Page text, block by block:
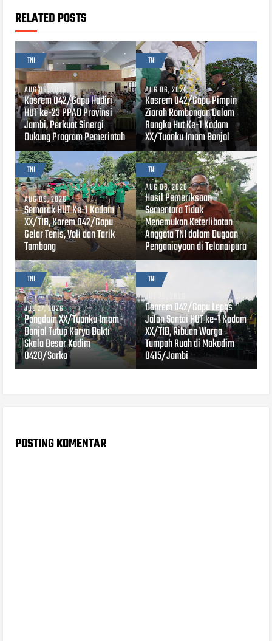
RELATED POSTS
TNI
AUG 06, 2026
Kasrem 042/Gapu Hadiri
HUT ke-23 PPAD Provinsi
Jambi, Perkuat Sinergi
Dukung Program Pemerintah
TNI
AUG 06, 2026
Kasrem 042/Gapu Pimpin
Ziarah Rombongan Dalam
Rangka Hut Ke-1 Kodam
XX/Tuanku Imam Bonjol
TNI
AUG 06, 2026
Semarak HUT Ke-1 Kodam
XX/TIB, Korem 042/Gapu
Gelar Tenis, Voli dan Tarik
Tambang
TNI
AUG 06, 2026
Hasil Pemeriksaan
Sementara Tidak
Menemukan Keterlibatan
Anggota TNI dalam Dugaan
Penganiayaan di Telanaipura
TNI
JUL 27, 2026
Pangdam XX/Tuanku Imam
Bonjol Tutup Karya Bakti
Skala Besar Kodim
0420/Sarko
TNI
JUL 26, 2026
Danrem 042/Gapu Lepas
Jalan Santai HUT ke-1 Kodam
XX/TIB, Ribuan Warga
Tumpah Ruah di Makodim
0415/Jambi
POSTING KOMENTAR